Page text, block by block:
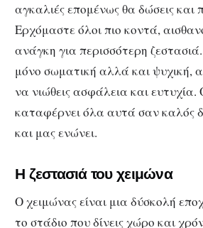
αγκαλιές επομένως θα δώσεις και
Ερχόμαστε όλοι πιο κοντά,
ανάγκη για περισσότερη
μόνο σωματική αλλά και ψυχική,
να νιώθεις ασφάλεια και
καταφέρνει όλα αυτά σαν καλός
και μας ενώνει.
Η ζεστασιά του χειμώνα
Ο χειμώνας είναι μια δύσκολή
το στάδιο που δίνεις χώρο και